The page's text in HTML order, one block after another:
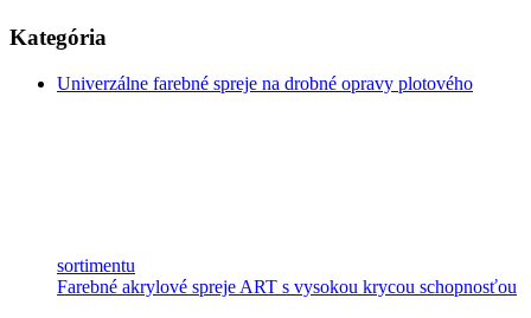
Kategória
Univerzálne farebné spreje na drobné opravy plotového
sortimentu
Farebné akrylové spreje ART s vysokou krycou schopnosťou